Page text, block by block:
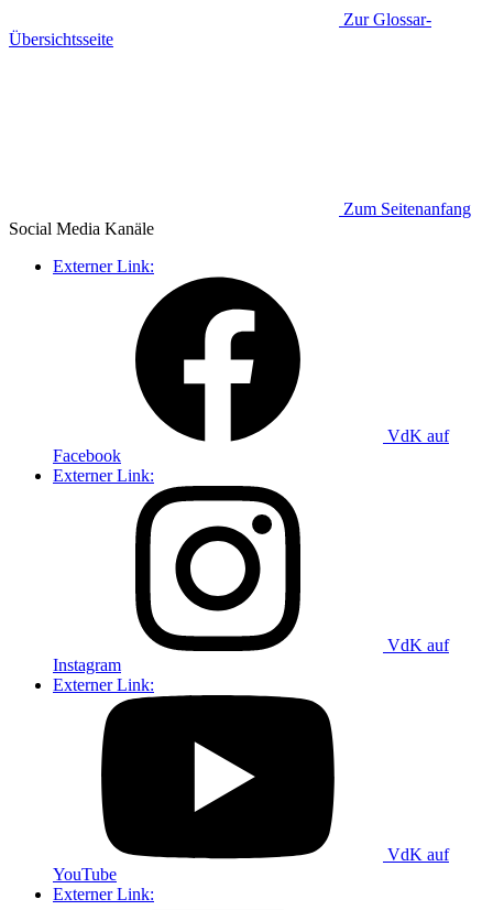
Zur Glossar-
Übersichtsseite
Zum Seitenanfang
Social Media Kanäle
Externer Link:
VdK auf
Facebook
Externer Link:
VdK auf
Instagram
Externer Link:
VdK auf
YouTube
Externer Link: